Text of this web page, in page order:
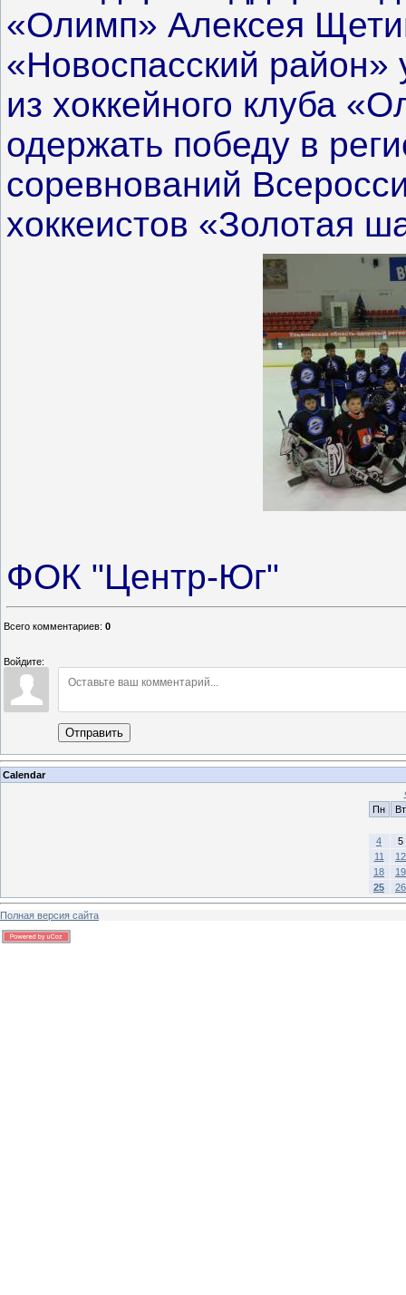
«Олимп» Алексея
«Новоспасский
из хоккейного клуба
одержать победу в
соревнований
хоккеистов «Золотая
ФОК "Центр-Юг"
Всего комментариев: 0
Войдите:
Отправить
Calendar
Пн
Вт
4
5
11
12
18
19
25
26
Полная версия сайта